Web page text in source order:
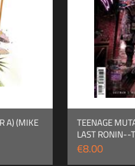
A) (MIKE
TEENAGE
LAST RONIN--
€8.00